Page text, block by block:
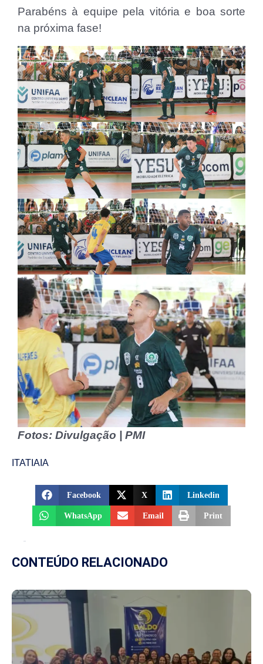
Parabéns à equipe pela vitória e boa sorte
na próxima fase!
Fotos: Divulgação | PMI
ITATIAIA
Facebook X Linkedin
WhatsApp Email Print
CONTEÚDO RELACIONADO